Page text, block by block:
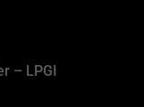
– LPGI